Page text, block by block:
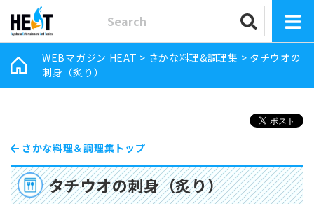
WEBマガジン HEAT > さかな料理&調理集 > タチウオの
刺身（炙り）
さかな料理＆調理集トップ
タチウオの刺身（炙り）